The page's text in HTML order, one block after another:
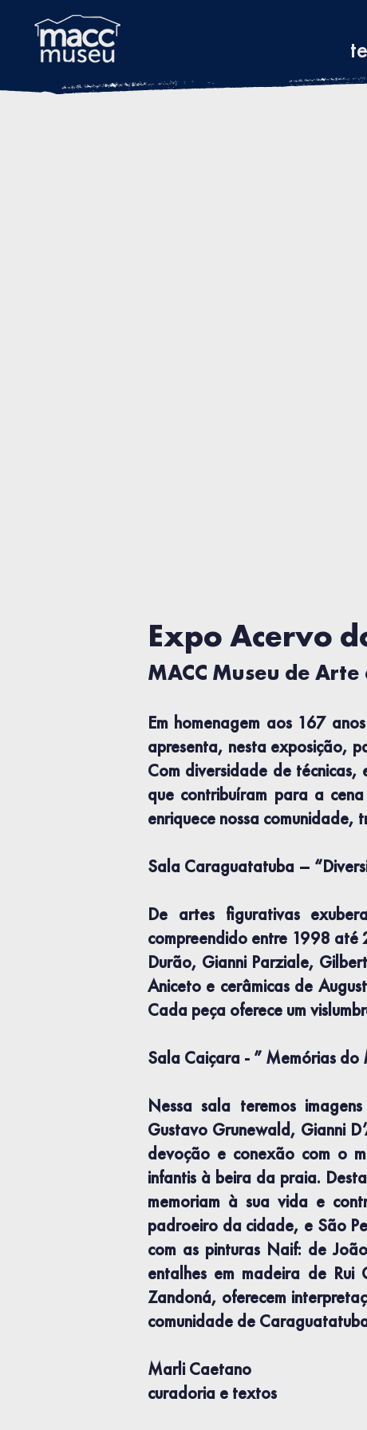
Expo Acervo
MACC Museu de
Em homenagem aos 167
apresenta, nesta exposição,
Com diversidade de
que contribuíram para a
enriquece nossa comunidade,
Sala Caraguatatuba –
De artes figurativas
compreendido entre 1998 até
Durão, Gianni Parziale,
Aniceto e cerâmicas de
Cada peça oferece um
Sala Caiçara - ” Memórias
Nessa sala teremos
Gustavo Grunewald, Gianni
devoção e conexão com o
infantis à beira da praia.
memoriam à sua vida e
padroeiro da cidade, e São
com as pinturas Naif: de
entalhes em madeira de
Zandoná, oferecem
comunidade de
Marli Caetano
curadoria e textos